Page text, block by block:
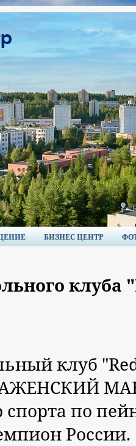
БИЗНЕС ЦЕНТР
клуба
клуб
по
России.